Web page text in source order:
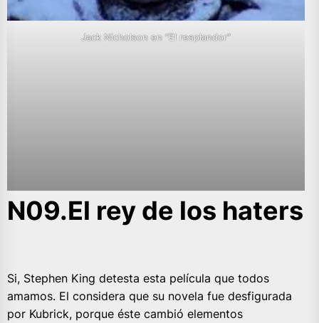
Jack Nicholson en “El resplandor”
N09.El rey de los haters
Si, Stephen King detesta esta película que todos
amamos. El considera que su novela fue desfigurada
por Kubrick, porque éste cambió elementos